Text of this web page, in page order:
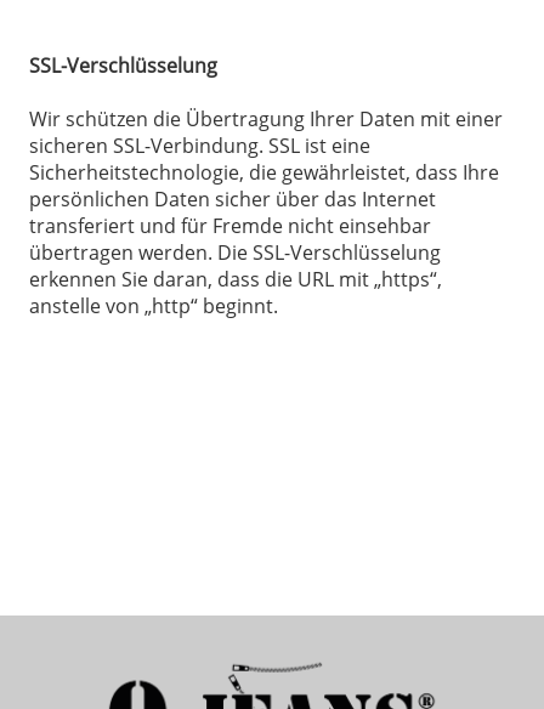
SSL-Verschlüsselung
Wir schützen die Übertragung Ihrer Daten mit einer
sicheren SSL-Verbindung. SSL ist eine
Sicherheitstechnologie, die gewährleistet, dass Ihre
persönlichen Daten sicher über das Internet
transferiert und für Fremde nicht einsehbar
übertragen werden. Die SSL-Verschlüsselung
erkennen Sie daran, dass die URL mit „https“,
anstelle von „http“ beginnt.